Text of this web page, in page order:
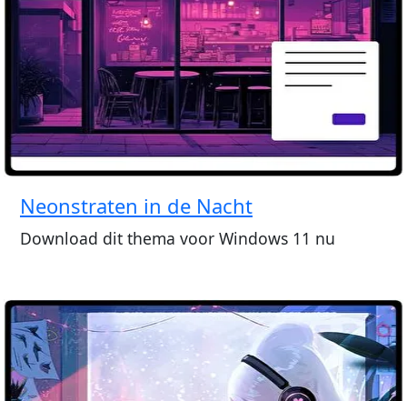
Neonstraten in de Nacht
Download dit thema voor Windows 11 nu